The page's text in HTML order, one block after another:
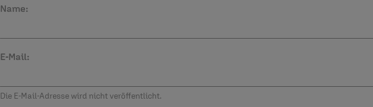
Name:
E-Mail:
Die E-Mail-Adresse wird nicht veröffentlicht.